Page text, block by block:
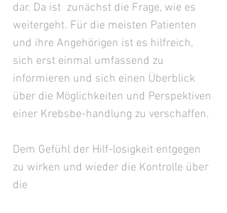
dar. Da ist  zunächst die Frage, wie es
weitergeht. Für die meisten Patienten
und ihre Angehörigen ist es hilfreich,
sich erst einmal umfassend zu
informieren und sich einen Überblick
über die Möglichkeiten und Perspektiven
einer Krebsbe-handlung zu verschaffen.
Dem Gefühl der Hilf-losigkeit entgegen
zu wirken und wieder die Kontrolle über
die